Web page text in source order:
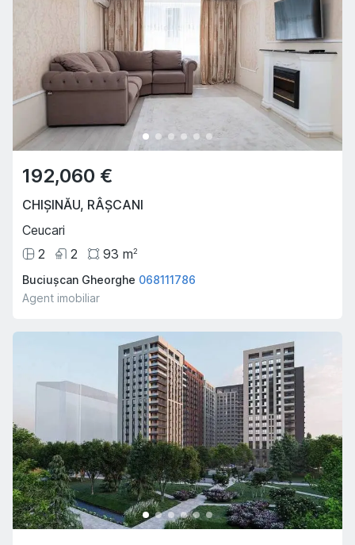
192,060 €
CHIȘINĂU, RÂȘCANI
Ceucari
2
2 93 m2
Buciușcan Gheorghe 068111786
Agent imobiliar